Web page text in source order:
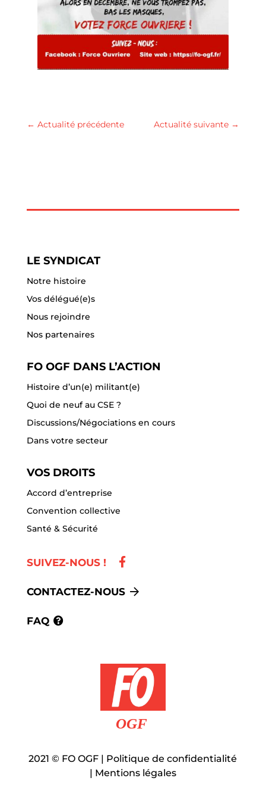
← Actualité précédente Actualité suivante →
LE SYNDICAT
Notre histoire
Vos délégué(e)s
Nous rejoindre
Nos partenaires
FO OGF DANS L’ACTION
Histoire d’un(e) militant(e)
Quoi de neuf au CSE ?
Discussions/Négociations en cours
Dans votre secteur
VOS DROITS
Accord d’entreprise
Convention collective
Santé & Sécurité
SUIVEZ-NOUS !
CONTACTEZ-NOUS
FAQ
2021© FO OGF | Politique de confidentialité
| Mentions légales